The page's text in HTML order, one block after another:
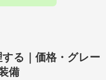
る｜価格・グレー
備